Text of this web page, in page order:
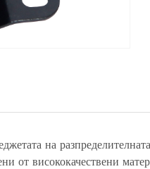
на
от висококачествени